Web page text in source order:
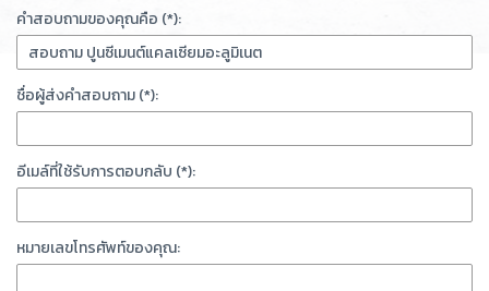
คำสอบถามของคุณคือ (*):
ชื่อผู้ส่งคำสอบถาม (*):
อีเมล์ที่ใช้รับการตอบกลับ (*):
หมายเลขโทรศัพท์ของคุณ: